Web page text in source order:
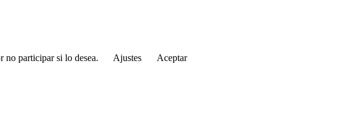
no participar si lo desea.
Ajustes Aceptar